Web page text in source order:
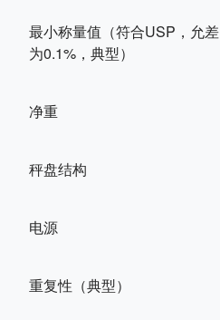
最小称量值（符合USP，允差
为0.1%，典型）
净重
秤盘结构
电源
重复性（典型）